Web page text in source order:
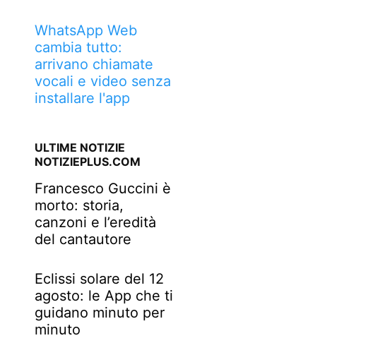
WhatsApp Web
cambia tutto:
arrivano chiamate
vocali e video senza
installare l'app
ULTIME NOTIZIE
NOTIZIEPLUS.COM
Francesco Guccini è
morto: storia,
canzoni e l’eredità
del cantautore
Eclissi solare del 12
agosto: le App che ti
guidano minuto per
minuto